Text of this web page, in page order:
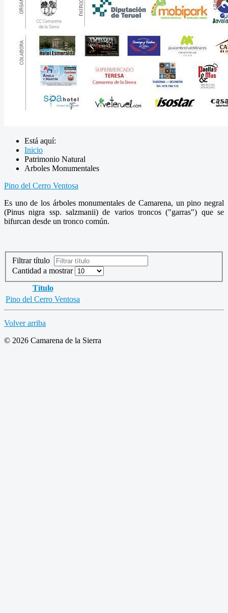
Está aquí:
Inicio
Patrimonio Natural
Arboles Monumentales
Pino del Cerro Ventosa
Es uno de los árboles monumentales de Camarena, un pino negral
(Pinus nigra ssp. salzmanii) de varios troncos ("garras") que se
bifurcan desde un tronco común.
Filtrar título
Cantidad a mostrar
Título
Pino del Cerro Ventosa
Volver arriba
© 2026 Camarena de la Sierra